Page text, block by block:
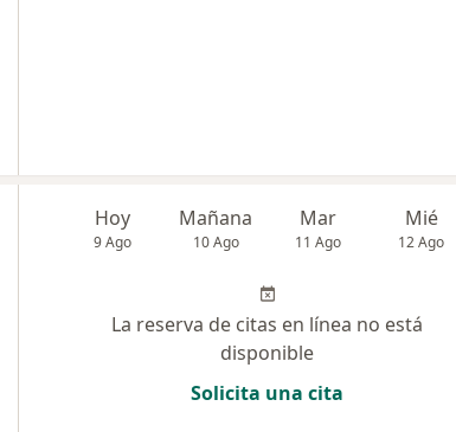
Hoy
9 Ago
Mañana
10 Ago
Mar
11 Ago
Mié
12 Ago
La reserva de citas en línea no está
disponible
Solicita una cita